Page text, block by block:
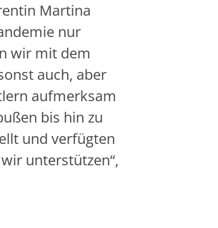
Martina
nur
wir mit dem
auch, aber
aufmerksam
bis hin zu
und verfügten
unterstützen“,